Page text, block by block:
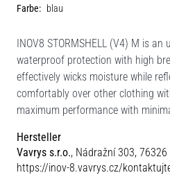
Farbe: blau
INOV8 STORMSHELL (V4) M is
waterproof protection with high
effectively wicks moisture while
comfortably over other clothing
maximum performance with
Hersteller
Vavrys s.r.o., Nádražní 303, 76326
https://inov-8.vavrys.cz/